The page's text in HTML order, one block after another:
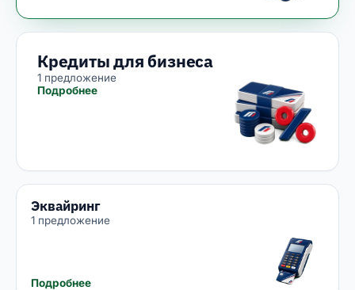
Кредиты для бизнеса
1 предложение
Подробнее
Эквайринг
1 предложение
Подробнее